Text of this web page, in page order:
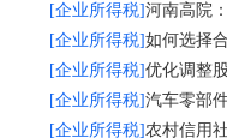
[企业所得税]河南高院
[企业所得税]如何选择
[企业所得税]优化调整
[企业所得税]汽车零部
[企业所得税]农村信用